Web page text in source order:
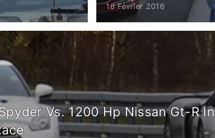
16 Février 2016
Vs. 1200 Hp Nissan Gt-R In